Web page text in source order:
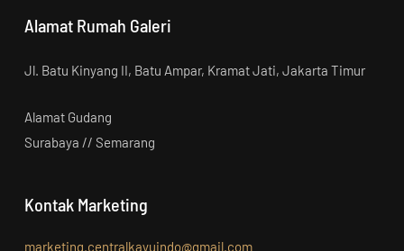
Alamat Rumah Galeri
Jl. Batu Kinyang II, Batu Ampar, Kramat Jati, Jakarta Timur
Alamat Gudang
Surabaya // Semarang
Kontak Marketing
marketing.centralkayuindo@gmail.com